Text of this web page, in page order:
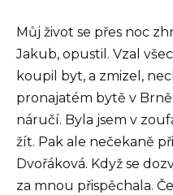
Můj život se přes noc
Jakub, opustil. Vzal
koupil byt, a zmizel,
pronajatém bytě v
náručí. Byla jsem v
žít. Pak ale nečekaně
Dvořáková. Když se
za mnou přispěchala.